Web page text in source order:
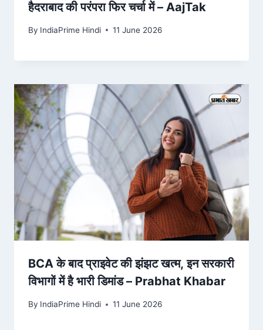
हैदराबाद की परंपरा फिर चर्चा में – AajTak
By IndiaPrime Hindi 11 June 2026
BCA के बाद प्राइवेट की झंझट खत्म, इन सरकारी
विभागों में है भारी डिमांड – Prabhat Khabar
By IndiaPrime Hindi 11 June 2026